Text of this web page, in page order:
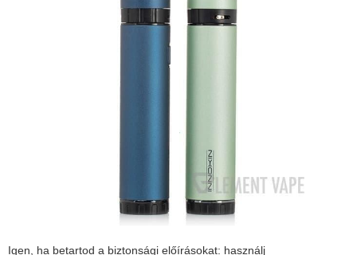
Igen, ha betartod a biztonsági előírásokat: használj